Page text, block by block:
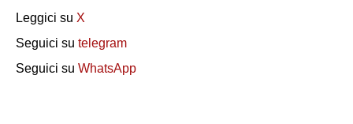
Leggici su X
Seguici su telegram
Seguici su WhatsApp